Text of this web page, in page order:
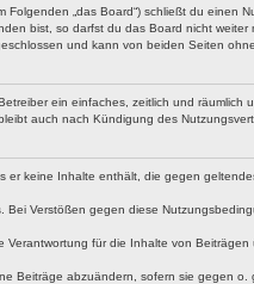
Folgenden „das Board“) schließt du
bist, so darfst du das Board nicht
und kann von beiden Seiten
ein einfaches, zeitlich und
auch nach Kündigung des
er keine Inhalte enthält, die gegen
Bei Verstößen gegen diese
Verantwortung für die Inhalte von
Beiträge abzuändern, sofern sie gegen